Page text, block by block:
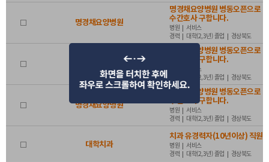
바이오헬스넷 고용24 사람인
명경채요양병원
명경채요양병원 병동오픈으로
수간호사 구합니다.
병원
서비스
경력
대학(2,3년) 졸업 경상북도
명경채요양병원 병동오픈으로
수간호사 구합니다.
서비스
대학(2,3년) 졸업 경상북도
명경채요양병원
명경채요양병원 병동오픈으로
수간호사 구합니다.
병원
서비스
경력
대학(2,3년) 졸업 경상북도
대학치과
치과 유경력자(10년이상) 직원
병원
서비스
경력
대학(2,3년) 졸업 경상북도